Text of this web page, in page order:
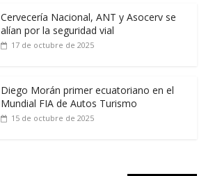
Cervecería Nacional, ANT y Asocerv se
alían por la seguridad vial
17 de octubre de 2025
Diego Morán primer ecuatoriano en el
Mundial FIA de Autos Turismo
15 de octubre de 2025